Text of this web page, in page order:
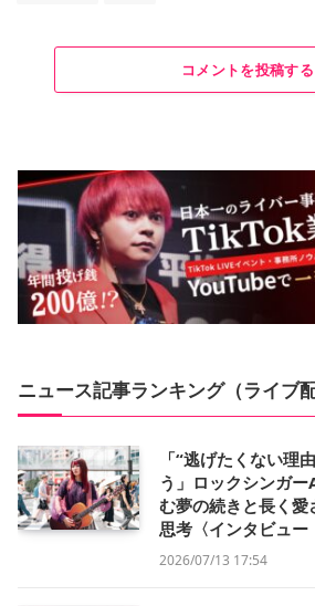
コメントを投稿する
ニュース記事ランキング（ライブ配
「“逃げたくない理
う」ロックシンガ
む夢の続きと長く
思考〈インタビュー
2026/07/13 17:54